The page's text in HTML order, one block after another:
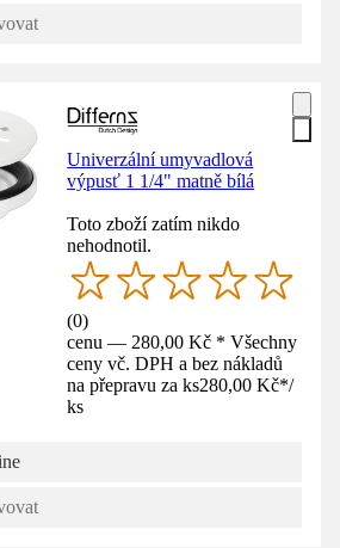
Univerzální umyvadlová
výpusť 1 1/4" matně bílá
Toto zboží zatím nikdo
nehodnotil.
(0)
cenu — 280,00 Kč * Všechny
ceny vč. DPH a bez nákladů
na přepravu za ks280,00 Kč*/
ks